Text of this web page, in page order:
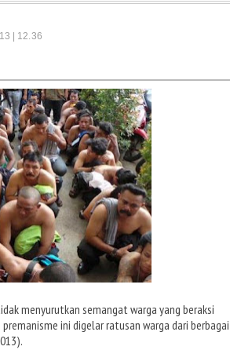
| 12.36
menyurutkan semangat warga yang beraksi
ini digelar ratusan warga dari berbagai